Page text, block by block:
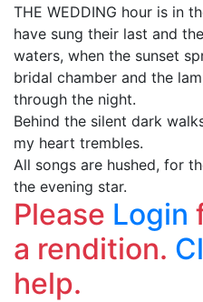
THE WEDDING hour is in
have sung their last and
waters, when the sunset
bridal chamber and the
through the night.
Behind the silent dark
my heart trembles.
All songs are hushed, for
the evening star.
Please Login
a rendition.
help.